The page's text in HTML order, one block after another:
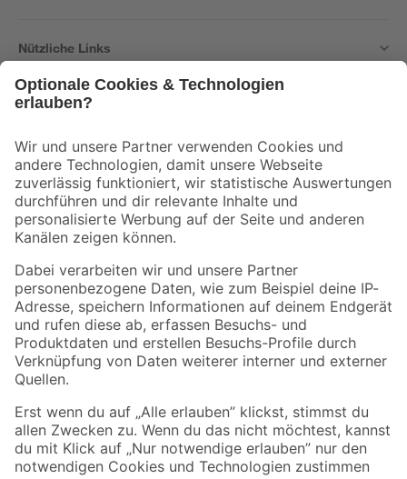
Nützliche Links
Der toom Newsletter: Keine Angebote und Aktionen mehr verpassen!
Zur Newsletter Anmeldung
Folge uns
Zahlungsarten Versandarten
Sicher einkaufen
Jetzt die toom-App herunterladen